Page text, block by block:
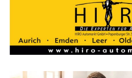
KOGA Feder­ga­bel
Kom­fort und
land. Hoch­wer­tig, güns­tig und